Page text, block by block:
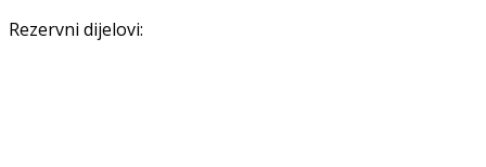
Rezervni dijelovi: